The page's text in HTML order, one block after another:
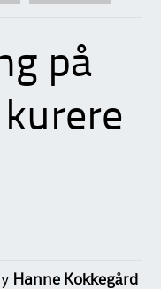
på
Hanne Kokkegård